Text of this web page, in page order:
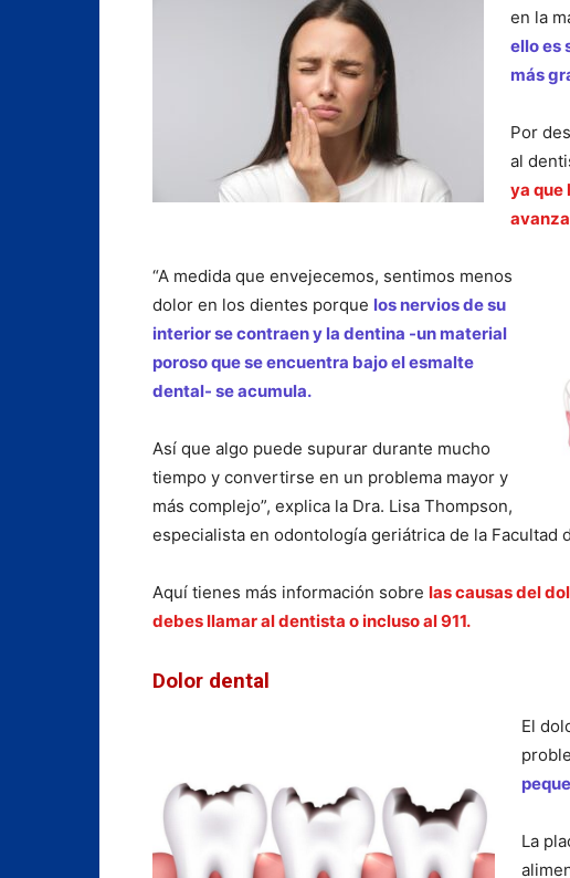
en la
ello es
más
Por
al
ya que
“A medida que envejecemos, sentimos menos
dolor en los dientes porque los nervios de su
interior se contraen y la dentina -un material
poroso que se encuentra bajo el esmalte
dental- se acumula.
Así que algo puede supurar durante mucho
tiempo y convertirse en un problema mayor y
más complejo”, explica la Dra. Lisa Thompson,
especialista en odontología geriátrica de la Facultad
Aquí tienes más información sobre las causas del
debes llamar al dentista o incluso al 911.
Dolor dental
El
La